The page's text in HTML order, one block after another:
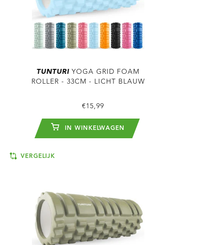
TUNTURI YOGA GRID FOAM
ROLLER - 33CM - LICHT BLAUW
€15,99
IN WINKELWAGEN
VERGELIJK